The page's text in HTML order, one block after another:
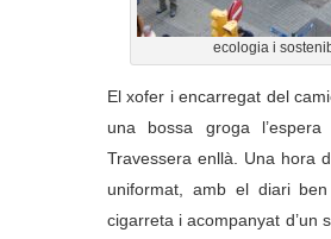
ecologia i
El xofer i encarregat del
una bossa groga
Travessera enllà. Una hora
uniformat, amb el diari
cigarreta i acompanyat d’un